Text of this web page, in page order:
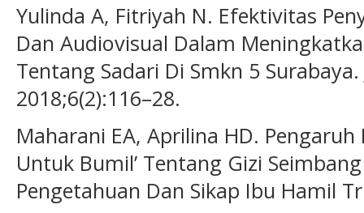
Yulinda A, Fitriyah N. Efektivitas
Dan Audiovisual Dalam
Tentang Sadari Di Smkn 5
2018;6(2):116–28.
Maharani EA, Aprilina HD. Pengaruh
Untuk Bumil’ Tentang Gizi
Pengetahuan Dan Sikap Ibu Hamil